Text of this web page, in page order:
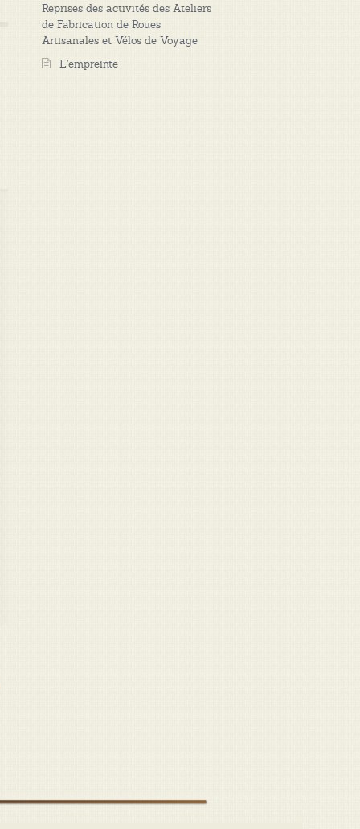
Reprises des activités des Ateliers
de Fabrication de Roues
Artisanales et Vélos de Voyage
L’empreinte